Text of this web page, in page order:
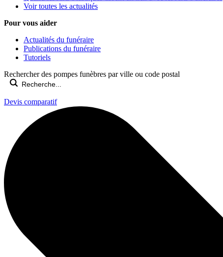
Voir toutes les actualités
Pour vous aider
Actualités du funéraire
Publications du funéraire
Tutoriels
Rechercher des pompes funèbres par ville ou code postal
Devis comparatif